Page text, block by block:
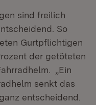
sind freilich
So
Gurtpflichtigen
der getöteten
„Ein
senkt das
entscheidend.